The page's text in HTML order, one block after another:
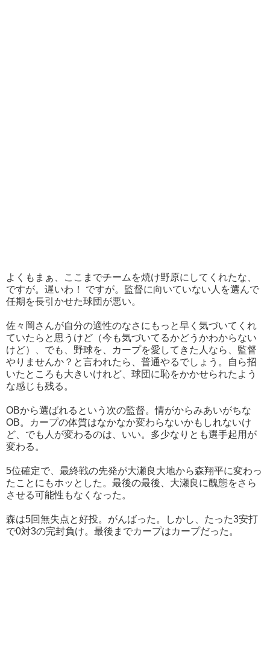
よくもまぁ、ここまでチームを焼け野原にしてくれたな、
ですが。遅いわ！ ですが。監督に向いていない人を選んで
任期を長引かせた球団が悪い。
佐々岡さんが自分の適性のなさにもっと早く気づいてくれ
ていたらと思うけど（今も気づいてるかどうかわからない
けど）、でも、野球を、カープを愛してきた人なら、監督
やりませんか？と言われたら、普通やるでしょう。自ら招
いたところも大きいけれど、球団に恥をかかせられたよう
な感じも残る。
OBから選ばれるという次の監督。情がからみあいがちな
OB。カープの体質はなかなか変わらないかもしれないけ
ど、でも人が変わるのは、いい。多少なりとも選手起用が
変わる。
5位確定で、最終戦の先発が大瀬良大地から森翔平に変わっ
たことにもホッとした。最後の最後、大瀬良に醜態をさら
させる可能性もなくなった。
森は5回無失点と好投。がんばった。しかし、たった3安打
で0対3の完封負け。最後までカープはカープだった。